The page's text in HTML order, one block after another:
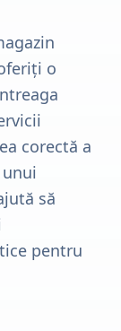
o
corectă a
să
pentru